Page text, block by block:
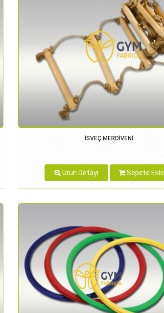
İSVEÇ MERDİVENİ
Ürün Detayı Sepete Ekle